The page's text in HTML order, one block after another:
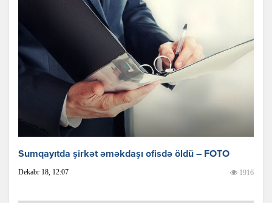
Sumqayıtda şirkət əməkdaşı ofisdə öldü – FOTO
Dekabr 18, 12:07 1916